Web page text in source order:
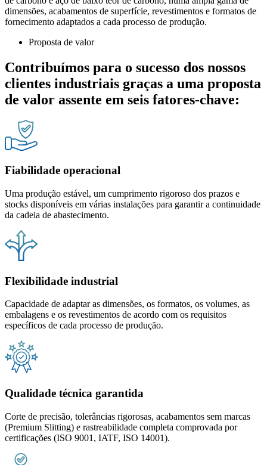
dimensões, acabamentos de superfície, revestimentos e formatos de
fornecimento adaptados a cada processo de produção.
Proposta de valor
Contribuímos para o sucesso dos nossos
clientes industriais graças a uma proposta
de valor assente em seis fatores-chave:
Fiabilidade operacional
Uma produção estável, um cumprimento rigoroso dos prazos e
stocks disponíveis em várias instalações para garantir a continuidade
da cadeia de abastecimento.
Flexibilidade industrial
Capacidade de adaptar as dimensões, os formatos, os volumes, as
embalagens e os revestimentos de acordo com os requisitos
específicos de cada processo de produção.
Qualidade técnica garantida
Corte de precisão, tolerâncias rigorosas, acabamentos sem marcas
(Premium Slitting) e rastreabilidade completa comprovada por
certificações (ISO 9001, IATF, ISO 14001).